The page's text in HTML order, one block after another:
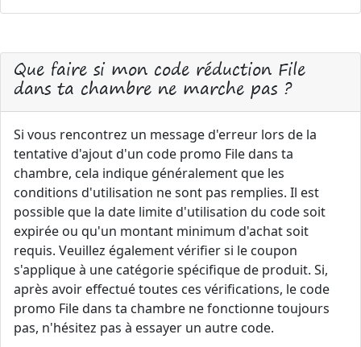
Que faire si mon code réduction File
dans ta chambre ne marche pas ?
Si vous rencontrez un message d'erreur lors de la
tentative d'ajout d'un code promo File dans ta
chambre, cela indique généralement que les
conditions d'utilisation ne sont pas remplies. Il est
possible que la date limite d'utilisation du code soit
expirée ou qu'un montant minimum d'achat soit
requis. Veuillez également vérifier si le coupon
s'applique à une catégorie spécifique de produit. Si,
après avoir effectué toutes ces vérifications, le code
promo File dans ta chambre ne fonctionne toujours
pas, n'hésitez pas à essayer un autre code.